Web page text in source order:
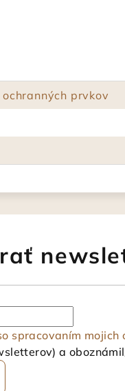
prvkov
spracovaním mojich
a